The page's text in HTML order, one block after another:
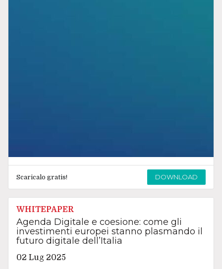
Scaricalo gratis! DOWNLOAD
WHITEPAPER
Agenda Digitale e coesione: come gli
investimenti europei stanno plasmando il
futuro digitale dell’Italia
02 Lug 2025